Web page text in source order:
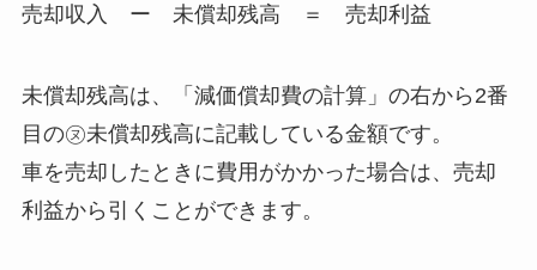
売却収入 ー 未償却残高 ＝ 売却利益
未償却残高は、「減価償却費の計算」の右から2番
目の㋦未償却残高に記載している金額です。
車を売却したときに費用がかかった場合は、売却
利益から引くことができます。